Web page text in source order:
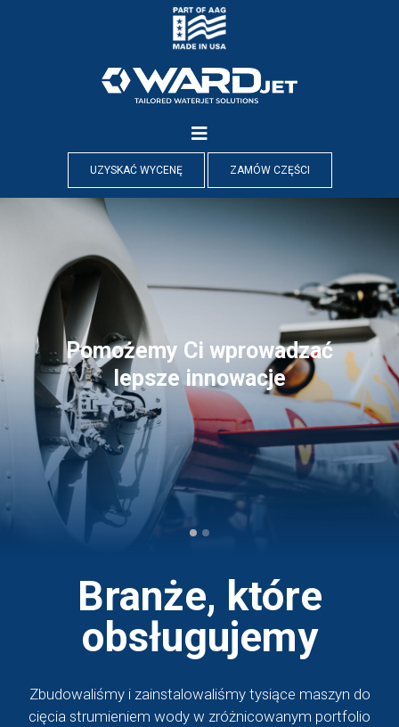
UZYSKAĆ WYCENĘ ZAMÓW CZĘŚCI
Pomożemy Ci lepiej
produkować
Branże, które
obsługujemy
Zbudowaliśmy i zainstalowaliśmy tysiące maszyn do
cięcia strumieniem wody w zróżnicowanym portfolio